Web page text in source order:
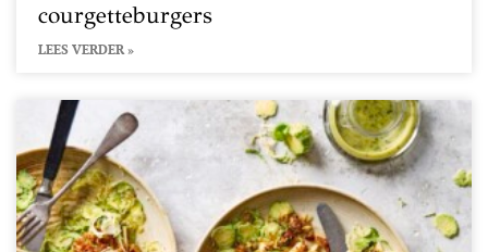
courgetteburgers
LEES VERDER »